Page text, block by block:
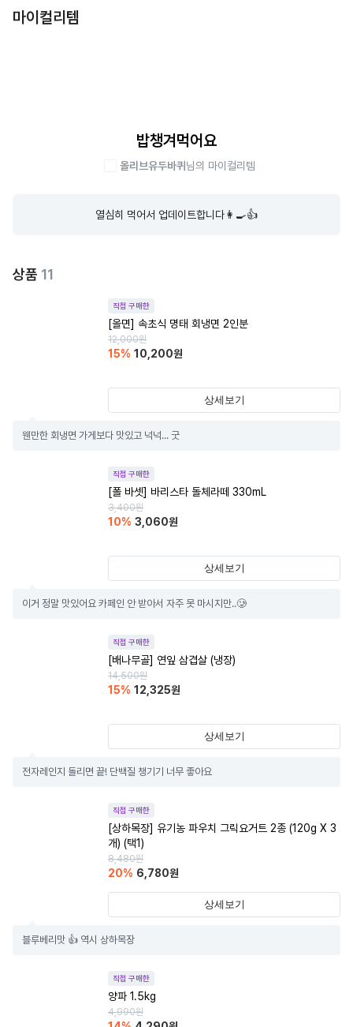
마이컬리템
밥챙겨먹어요
올리브유두바퀴 님의 마이컬리템
열심히 먹어서 업데이트합니다👩‍🍳👍
상품 11
직접 구매한
[올면] 속초식 명태 회냉면 2인분
12,000원
15% 10,200원
상세보기
웬만한 회냉면 가게보다 맛있고 넉넉... 굿
직접 구매한
[폴 바셋] 바리스타 돌체라떼 330mL
3,400원
10% 3,060원
상세보기
이거 정말 맛있어요 카페인 안 받아서 자주 못 마시지만..🥲
직접 구매한
[배나무골] 연잎 삼겹살 (냉장)
14,500원
15% 12,325원
상세보기
전자레인지 돌리면 끝! 단백질 챙기기 너무 좋아요
직접 구매한
[상하목장] 유기농 파우치 그릭요거트 2종 (120g X 3
개) (택1)
8,480원
20% 6,780원
상세보기
블루베리맛 👍 역시 상하목장
직접 구매한
양파 1.5kg
4,990원